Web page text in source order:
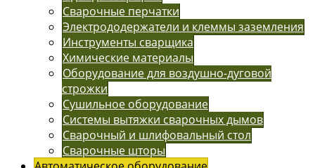
Сварочные перчатки
Электрододержатели и клеммы заземления
Инструменты сварщика
Химические материалы
Оборудование для воздушно-дуговой
строжки
Сушильное оборудование
Системы вытяжки сварочных дымов
Сварочный и шлифовальный стол
Сварочные шторы